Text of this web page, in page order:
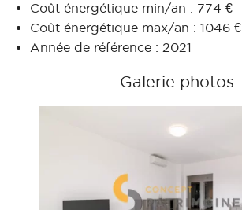
Coût énergétique min/an : 774 €
Coût énergétique max/an : 1046 €
Année de référence : 2021
Galerie photos